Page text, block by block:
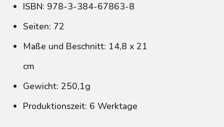
ISBN: 978-3-384-67863-8
Seiten: 72
Maße und Beschnitt: 14,8 x 21
cm
Gewicht: 250,1g
Produktionszeit: 6 Werktage